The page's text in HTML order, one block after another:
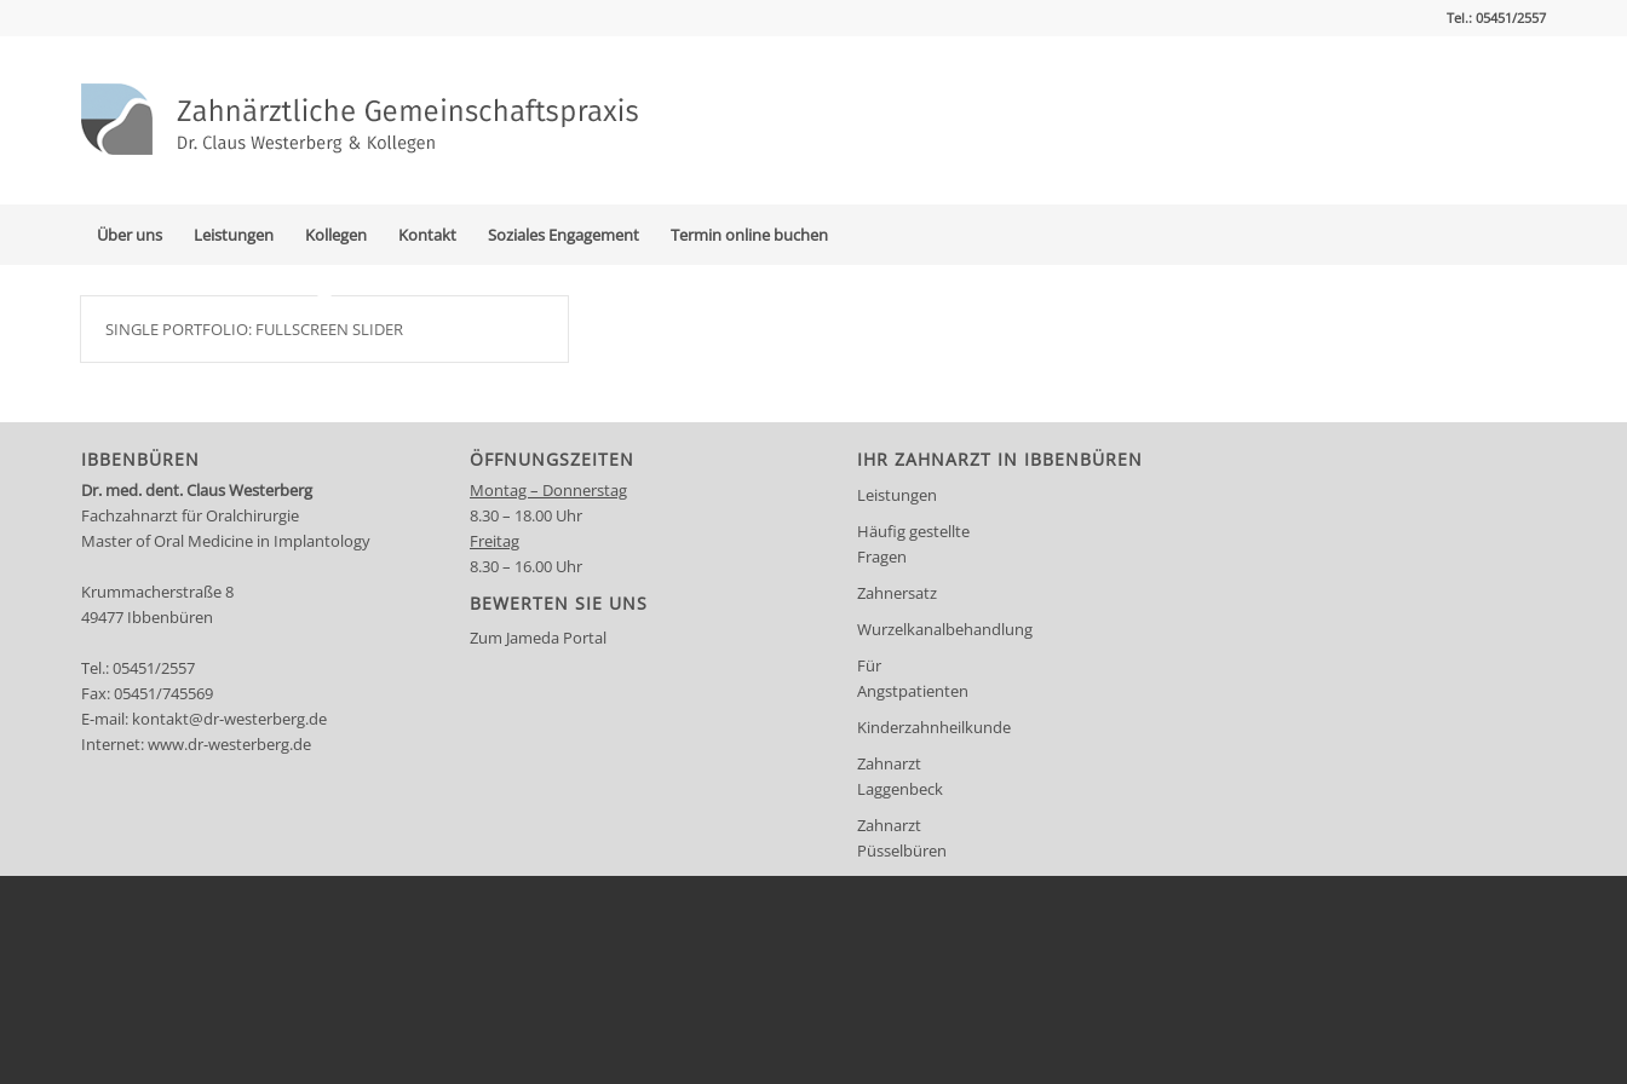
Tel.: 05451/2557
Über uns Leistungen Kollegen Kontakt Soziales Engagement Termin online buchen
SINGLE PORTFOLIO: FULLSCREEN SLIDER
IBBENBÜREN
Dr. med. dent. Claus Westerberg
Fachzahnarzt für Oralchirurgie
Master of Oral Medicine in Implantology
Krummacherstraße 8
49477 Ibbenbüren
Tel.:05451/2557
Fax: 05451/745569
E-mail: kontakt@dr-westerberg.de
Internet:www.dr-westerberg.de
ÖFFNUNGSZEITEN
Montag – Donnerstag
8.30 – 18.00 Uhr
Freitag
8.30 – 16.00 Uhr
BEWERTEN SIE UNS
Zum Jameda Portal
IHR ZAHNARZT IN IBBENBÜREN
Leistungen
Häufig gestellte
Fragen
Zahnersatz
Wurzelkanalbehandlung
Für
Angstpatienten
Kinderzahnheilkunde
Zahnarzt
Laggenbeck
Zahnarzt
Püsselbüren